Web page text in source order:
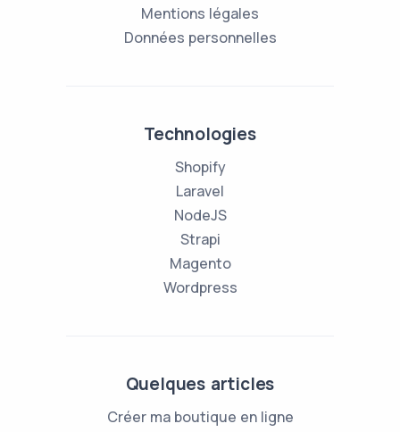
Mentions légales
Données personnelles
Technologies
Shopify
Laravel
NodeJS
Strapi
Magento
Wordpress
Quelques articles
Créer ma boutique en ligne